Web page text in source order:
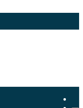
スク管理の秘訣